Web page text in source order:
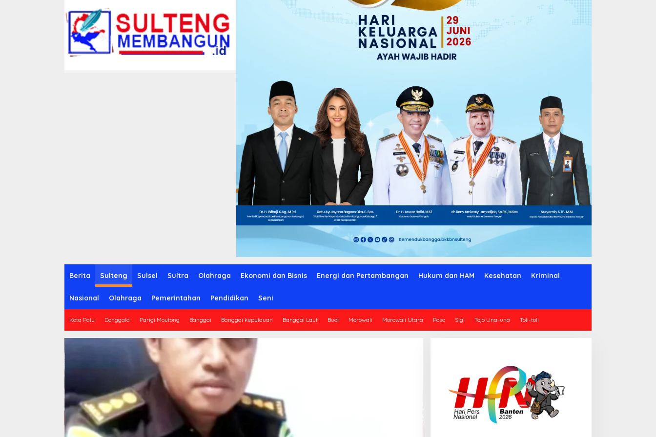
Berita Sulteng Sulsel Sultra Olahraga Ekonomi dan Bisnis Energi dan Pertambangan Hukum dan HAM Kesehatan Kriminal
Nasional Olahraga Pemerintahan Pendidikan Seni
Kota Palu Donggala Parigi Moutong Banggai Banggai kepulauan Banggai Laut Buol Morowali Morowali Utara Poso Sigi Tojo Una-una Toli-toli